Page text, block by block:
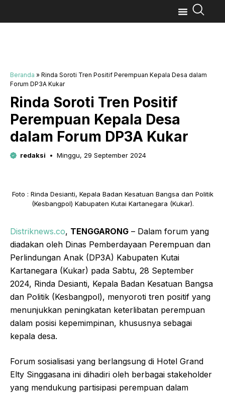
Beranda » Rinda Soroti Tren Positif Perempuan Kepala Desa dalam
Forum DP3A Kukar
Rinda Soroti Tren Positif
Perempuan Kepala Desa
dalam Forum DP3A Kukar
redaksi Minggu, 29 September 2024
Foto : Rinda Desianti, Kepala Badan Kesatuan Bangsa dan Politik
(Kesbangpol) Kabupaten Kutai Kartanegara (Kukar).
Distriknews.co, TENGGARONG – Dalam forum yang
diadakan oleh Dinas Pemberdayaan Perempuan dan
Perlindungan Anak (DP3A) Kabupaten Kutai
Kartanegara (Kukar) pada Sabtu, 28 September
2024, Rinda Desianti, Kepala Badan Kesatuan Bangsa
dan Politik (Kesbangpol), menyoroti tren positif yang
menunjukkan peningkatan keterlibatan perempuan
dalam posisi kepemimpinan, khususnya sebagai
kepala desa.
Forum sosialisasi yang berlangsung di Hotel Grand
Elty Singgasana ini dihadiri oleh berbagai stakeholder
yang mendukung partisipasi perempuan dalam